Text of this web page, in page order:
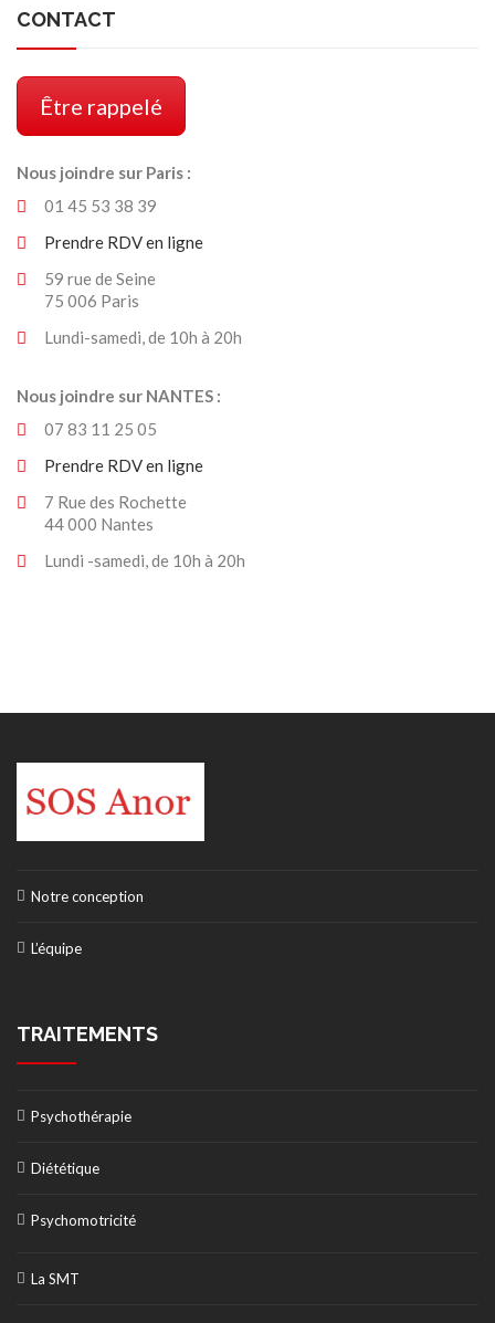
CONTACT
Être rappelé
Nous joindre sur Paris :
01 45 53 38 39
Prendre RDV en ligne
59 rue de Seine
75 006 Paris
Lundi-samedi, de 10h à 20h
Nous joindre sur NANTES :
07 83 11 25 05
Prendre RDV en ligne
7 Rue des Rochette
44 000 Nantes
Lundi -samedi, de 10h à 20h
Notre conception
L’équipe
TRAITEMENTS
Psychothérapie
Diététique
Psychomotricité
La SMT